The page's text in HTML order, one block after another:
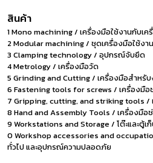
สินค้า
1 Mono machining / เครื่องมือใช้งานกับเค
2 Modular machining / ชุดเครื่องมือใช้งา
3 Clamping technology / อุปกรณ์จับยึด
4 Metrology / เครื่องมือวัด
5 Grinding and Cutting / เครื่องมือสำหรั
6 Fastening tools for screws / เครื่องมือ
7 Gripping, cutting, and striking tools /
8 Hand and Assembly Tools / เครื่องมือ
9 Workstations and Storage / โต๊ะและตู้เ
0 Workshop accessories and
ทั่วไป และอุปกรณ์ความปลอดภัย